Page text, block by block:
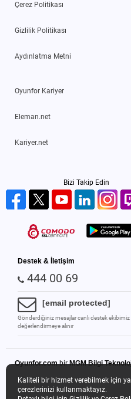
Kaliteli bir hizmet verebilmek için
çerezlerinizi kullanmaktayız.
Çerez Politikası
Gizlilik Politikası
Aydınlatma Metni
Oyunfor Kariyer
Eleman.net
Kariyer.net
Bizi Takip Edin
Destek & İletişim
444 00 69
[email protected]
Gönderdiğiniz mesajlar canlı destek ekibimiz
değerlendirmeye alınır
Oyunfor.combirMGM Bilgi